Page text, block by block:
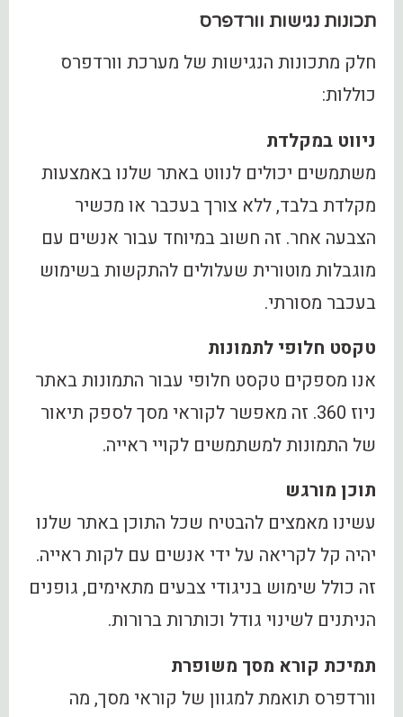
תכונות נגישות וורדפרס
חלק מתכונות הנגישות של מערכת וורדפרס
כוללות:
ניווט במקלדת
משתמשים יכולים לנווט באתר שלנו באמצעות
מקלדת בלבד, ללא צורך בעכבר או מכשיר
הצבעה אחר. זה חשוב במיוחד עבור אנשים עם
מוגבלות מוטורית שעלולים להתקשות בשימוש
בעכבר מסורתי.
טקסט חלופי לתמונות
אנו מספקים טקסט חלופי עבור התמונות באתר
ניוז 360. זה מאפשר לקוראי מסך לספק תיאור
של התמונות למשתמשים לקויי ראייה.
תוכן מורגש
עשינו מאמצים להבטיח שכל התוכן באתר שלנו
יהיה קל לקריאה על ידי אנשים עם לקות ראייה.
זה כולל שימוש בניגודי צבעים מתאימים, גופנים
הניתנים לשינוי גודל וכותרות ברורות.
תמיכת קורא מסך משופרת
וורדפרס תואמת למגוון של קוראי מסך, מה